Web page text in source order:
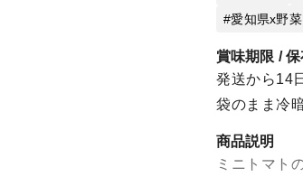
愛知県x野菜
賞味期限 /
発送から14
袋のまま冷
商品説明
ミニトマト